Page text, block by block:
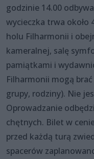
godzinie 14.00
wycieczka trwa około
holu Filharmonii i
kameralnej, salę
pamiątkami i
Filharmonii mogą
grupy, rodziny). Nie
Oprowadzanie
chętnych. Bilet w
przed każdą turą
spacerów